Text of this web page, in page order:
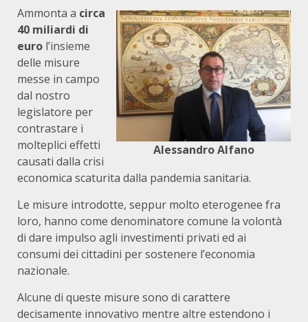
Alessandro Alfano
Ammonta a circa
40 miliardi di
euro l’insieme
delle misure
messe in campo
dal nostro
legislatore per
contrastare i
molteplici effetti
causati dalla crisi
economica scaturita dalla pandemia sanitaria.
Le misure introdotte, seppur molto eterogenee fra
loro, hanno come denominatore comune la volontà
di dare impulso agli investimenti privati ed ai
consumi dei cittadini per sostenere l’economia
nazionale.
Alcune di queste misure sono di carattere
decisamente innovativo mentre altre estendono i